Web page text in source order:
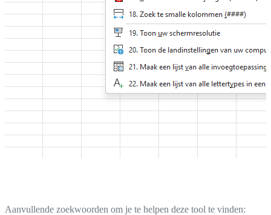
Aanvullende zoekwoorden om je te helpen deze tool te vinden: